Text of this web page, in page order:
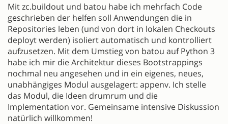
Mit zc.buildout und batou habe ich mehrfach Code
geschrieben der helfen soll Anwendungen die in
Repositories leben (und von dort in lokalen Checkouts
deployt werden) isoliert automatisch und kontrolliert
aufzusetzen. Mit dem Umstieg von batou auf Python 3
habe ich mir die Architektur dieses Bootstrappings
nochmal neu angesehen und in ein eigenes, neues,
unabhängiges Modul ausgelagert: appenv. Ich stelle
das Modul, die Ideen drumrum und die
Implementation vor. Gemeinsame intensive Diskussion
natürlich willkommen!